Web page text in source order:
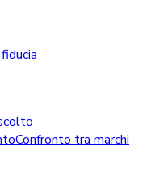
Confronto tra marchi